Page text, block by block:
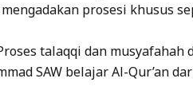
prosesi khusus
talaqqi dan musyafahah
SAW belajar Al-Qur’an